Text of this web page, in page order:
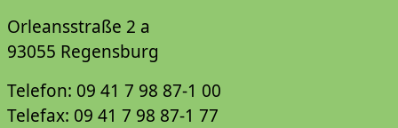
Orleansstraße 2 a
93055 Regensburg
Telefon: 09 41 7 98 87-1 00
Telefax: 09 41 7 98 87-1 77